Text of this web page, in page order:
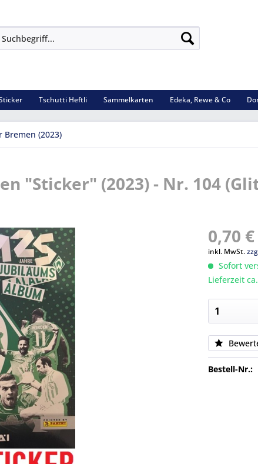
Tschutti Heftli Sammelkarten Edeka, Rewe & Co
Bremen (2023)
"Sticker" (2023) - Nr. 104
0,70
inkl. MwSt.
Sofort
Lieferzeit
Bestell-Nr.: